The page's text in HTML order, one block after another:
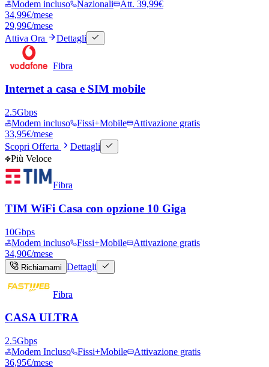
Modem incluso
Nazionali
Att. 39,99€
34,99€/mese
29,99€/mese
Attiva Ora
Dettagli
Fibra
Internet a casa e SIM mobile
2.5Gbps
Modem incluso
Fissi+Mobile
Attivazione gratis
33,95€/mese
Scopri Offerta
Dettagli
Più Veloce
Fibra
TIM WiFi Casa con opzione 10 Giga
10Gbps
Modem incluso
Fissi+Mobile
Attivazione gratis
34,90€/mese
Richiamami Dettagli
Fibra
CASA ULTRA
2.5Gbps
Modem Incluso
Fissi+Mobile
Attivazione gratis
36,95€/mese